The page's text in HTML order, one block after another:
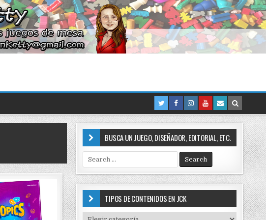
BUSCA UN JUEGO, DISEÑADOR, EDITORIAL, ETC.
e
a
r
TIPOS DE CONTENIDOS EN JCK